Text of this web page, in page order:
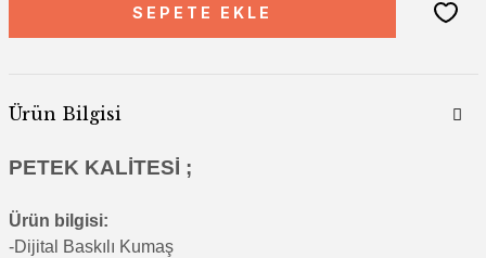
SEPETE EKLE
Ürün Bilgisi
PETEK KALİTESİ ;
Ürün bilgisi:
-Dijital Baskılı Kumaş